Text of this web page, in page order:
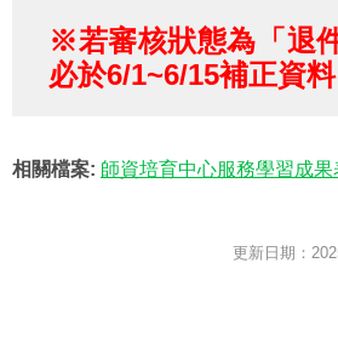
※若審核狀態為「退
必於6/1~6/15補正資料
相關檔案: 師資培育中心服務學習成果
更新日期：